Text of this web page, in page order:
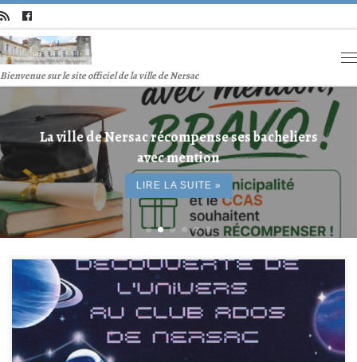
Bienvenue sur le site officiel de la ville de Nersac
La ville de Nersac récompense ses bacheliers
avec mention
LIRE LA SUITE »
Le Club Ados de Nersac vous invite à découvrir une exposition sur
l’espace, réalisée par les jeunes du club. Partez à la découverte des